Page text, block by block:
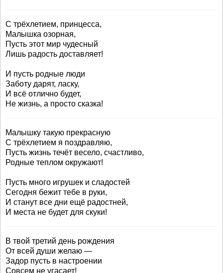
С трёхлетием, принцесса,
Малышка озорная,
Пусть этот мир чудесный
Лишь радость доставляет!
И пусть родные люди
Заботу дарят, ласку,
И всё отлично будет,
Не жизнь, а просто сказка!
Малышку такую прекрасную
С трёхлетием я поздравляю,
Пусть жизнь течёт весело, счастливо,
Родные теплом окружают!
Пусть много игрушек и сладостей
Сегодня бежит тебе в руки,
И станут все дни ещё радостней,
И места не будет для скуки!
В твой третий день рождения
От всей души желаю —
Задор пусть в настроении
Совсем не угасает!